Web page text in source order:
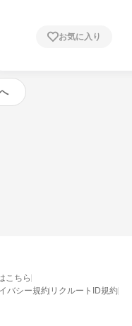
お気に入り
ムの詳細案内を
なります
こちら
バシー規約 リクルートID規約